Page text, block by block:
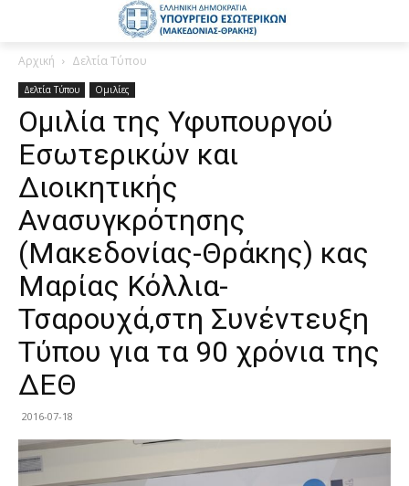
Αρχική Δελτία Τύπου
Δελτία Τύπου Ομιλίες
Ομιλία της Υφυπουργού
Εσωτερικών και
Διοικητικής
Ανασυγκρότησης
(Μακεδονίας-Θράκης) κας
Μαρίας Κόλλια-
Τσαρουχά,στη Συνέντευξη
Τύπου για τα 90 χρόνια της
ΔΕΘ
2016-07-18